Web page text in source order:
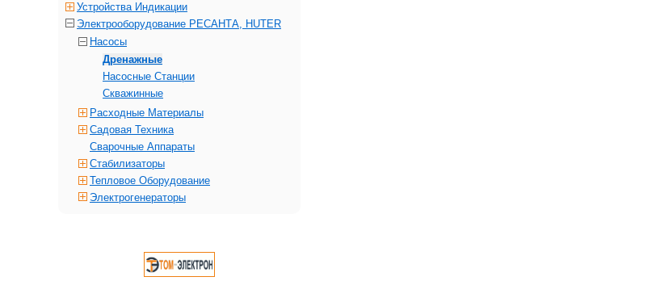
Устройства Индикации
Электрооборудование РЕСАНТА, HUTER
Насосы
Дренажные
Насосные Станции
Скважинные
Расходные Материалы
Садовая Техника
Сварочные Аппараты
Стабилизаторы
Тепловое Оборудование
Электрогенераторы